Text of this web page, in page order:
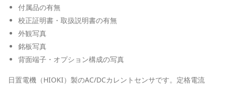
付属品の有無
校正証明書・取扱説明書の有無
外観写真
銘板写真
背面端子・オプション構成の写真
日置電機（HIOKI）製のAC/DCカレントセンサです。定格電流